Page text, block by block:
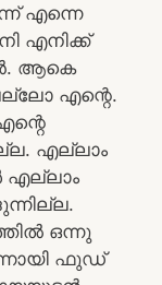
എന്നെ
എനിക്ക്
ആകെ
എന്റെ.
എല്ലാം
എല്ലാം
ഒന്നു
ഫുഡ്‌